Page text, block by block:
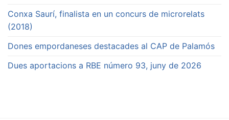
Conxa Saurí, finalista en un concurs de microrelats
(2018)
Dones empordaneses destacades al CAP de Palamós
Dues aportacions a RBE número 93, juny de 2026